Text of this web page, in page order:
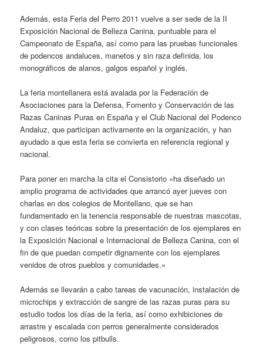
Además, esta Feria del Perro 2011 vuelve a ser sede de la II
Exposición Nacional de Belleza Canina, puntuable para el
Campeonato de España, así como para las pruebas funcionales
de podencos andaluces, manetos y sin raza definida, los
monográficos de alanos, galgos español y inglés.
La feria montellanera está avalada por la Federación de
Asociaciones para la Defensa, Fomento y Conservación de las
Razas Caninas Puras en España y el Club Nacional del Podenco
Andaluz, que participan activamente en la organización, y han
ayudado a que esta feria se convierta en referencia regional y
nacional.
Para poner en marcha la cita el Consistorio «ha diseñado un
amplio programa de actividades que arrancó ayer jueves con
charlas en dos colegios de Montellano, que se han
fundamentado en la tenencia responsable de nuestras mascotas,
y con clases teóricas sobre la presentación de los ejemplares en
la Exposición Nacional e Internacional de Belleza Canina, con el
fin de que puedan competir dignamente con los ejemplares
venidos de otros pueblos y comunidades.»
Además se llevarán a cabo tareas de vacunación, instalación de
microchips y extracción de sangre de las razas puras para su
estudio todos los días de la feria, así como exhibiciones de
arrastre y escalada con perros generalmente considerados
peligrosos, como los pitbulls.